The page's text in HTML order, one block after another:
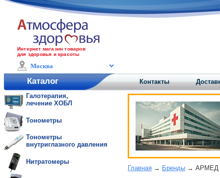
Интернет магазин товаров
для здоровья и красоты
Каталог Контакты
Галотерапия,
лечение ХОБЛ
Тонометры
Тонометры
внутриглазного давления
Нитратомеры
Главная → Бренды → АРМЕД